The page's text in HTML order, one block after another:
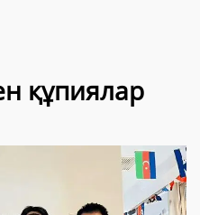
құпиялар